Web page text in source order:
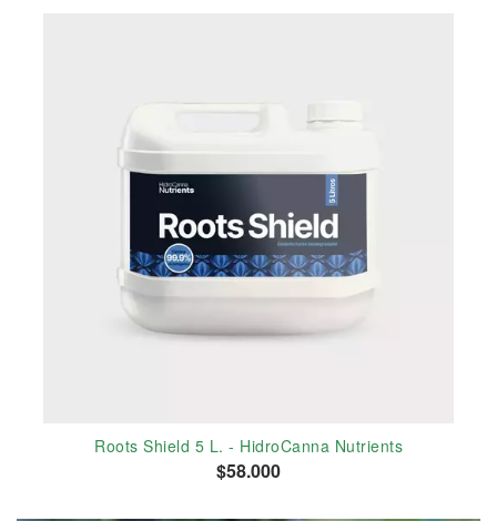
Roots Shield 5 L. - HidroCanna Nutrients
$58.000